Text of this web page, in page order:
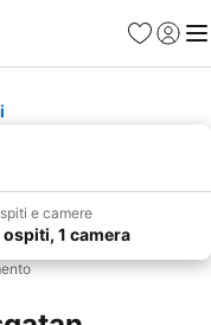
PreferitiAccedi
e camere
ospiti, 1 camera